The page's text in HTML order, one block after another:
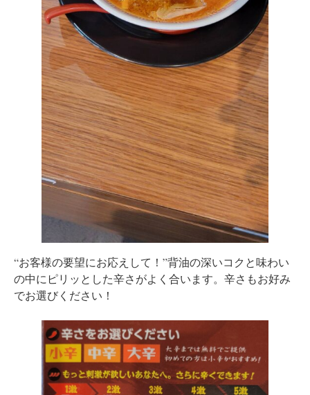
“お客様の要望にお応えして！”背油の深いコクと味わい
の中にピリッとした辛さがよく合います。辛さもお好み
でお選びください！